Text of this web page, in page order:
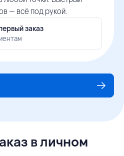
— всё под рукой.
заказ
в личном